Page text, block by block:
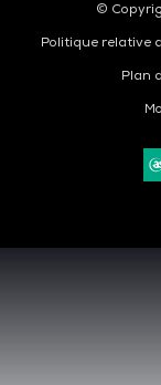
©
Politique relative
Plan